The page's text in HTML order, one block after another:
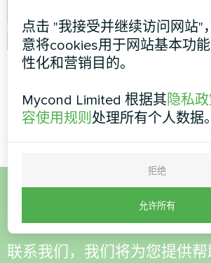
行政大楼
模块式热泵 MCU 系列
分体式热
想购买或有疑问？
联系我们，我们将为您提供帮
点击 "我接受并继续访问网站"
意将cookies用于网站基本功
性化和营销目的。
Mycond Limited 根据其隐私
容使用规则 处理所有个人数据。
拒绝
允许所有